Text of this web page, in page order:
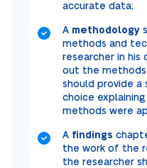
accurate data;
A methodology
methods and
researcher in his
out the methods
should provide
choice
methods were
A findings
the work of the
the researcher